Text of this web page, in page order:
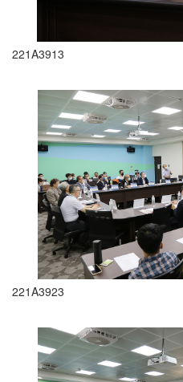
221A3913
221A3923